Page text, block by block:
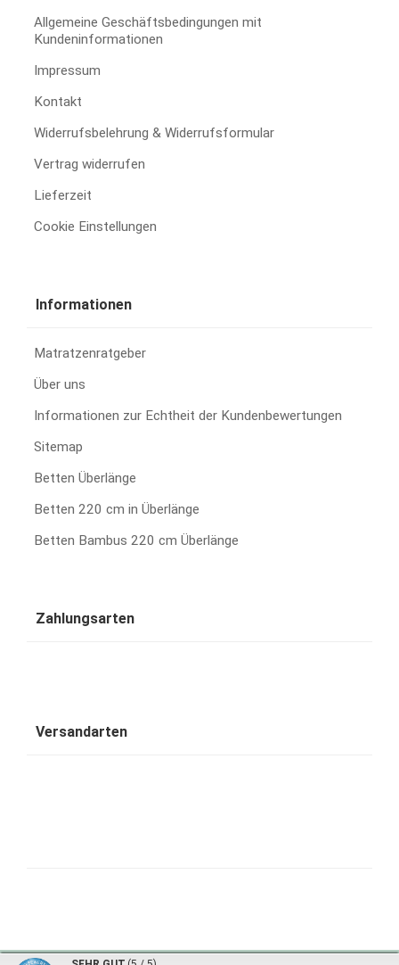
Allgemeine Geschäftsbedingungen mit
Kundeninformationen
Impressum
Kontakt
Widerrufsbelehrung & Widerrufsformular
Vertrag widerrufen
Lieferzeit
Cookie Einstellungen
Informationen
Matratzenratgeber
Über uns
Informationen zur Echtheit der Kundenbewertungen
Sitemap
Betten Überlänge
Betten 220 cm in Überlänge
Betten Bambus 220 cm Überlänge
Zahlungsarten
Versandarten
1001 Wohntraum - traumhafte Bambusbetten © 2026 | ©